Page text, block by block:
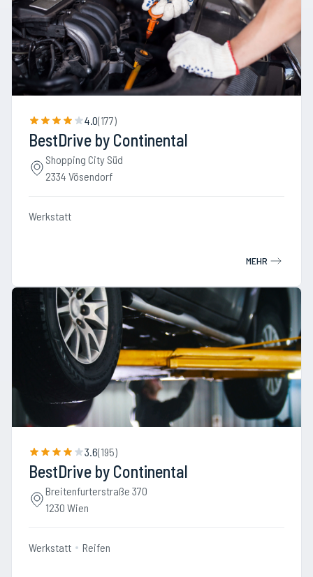
4.0(177)
BestDrive by Continental
Shopping City Süd
2334 Vösendorf
Werkstatt
MEHR
3.6(195)
BestDrive by Continental
Breitenfurterstraße 370
1230 Wien
Werkstatt Reifen